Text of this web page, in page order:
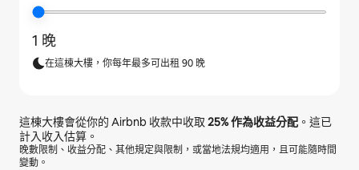
1 晚
在這棟大樓，你每年最多可出租 90 晚
這棟大樓會從你的 Airbnb 收款中收取 25%作為收益分配 。這已
計入收入估算。
晚數限制、收益分配、其他規定與限制，或當地法規均適用，且可能隨時間
變動。